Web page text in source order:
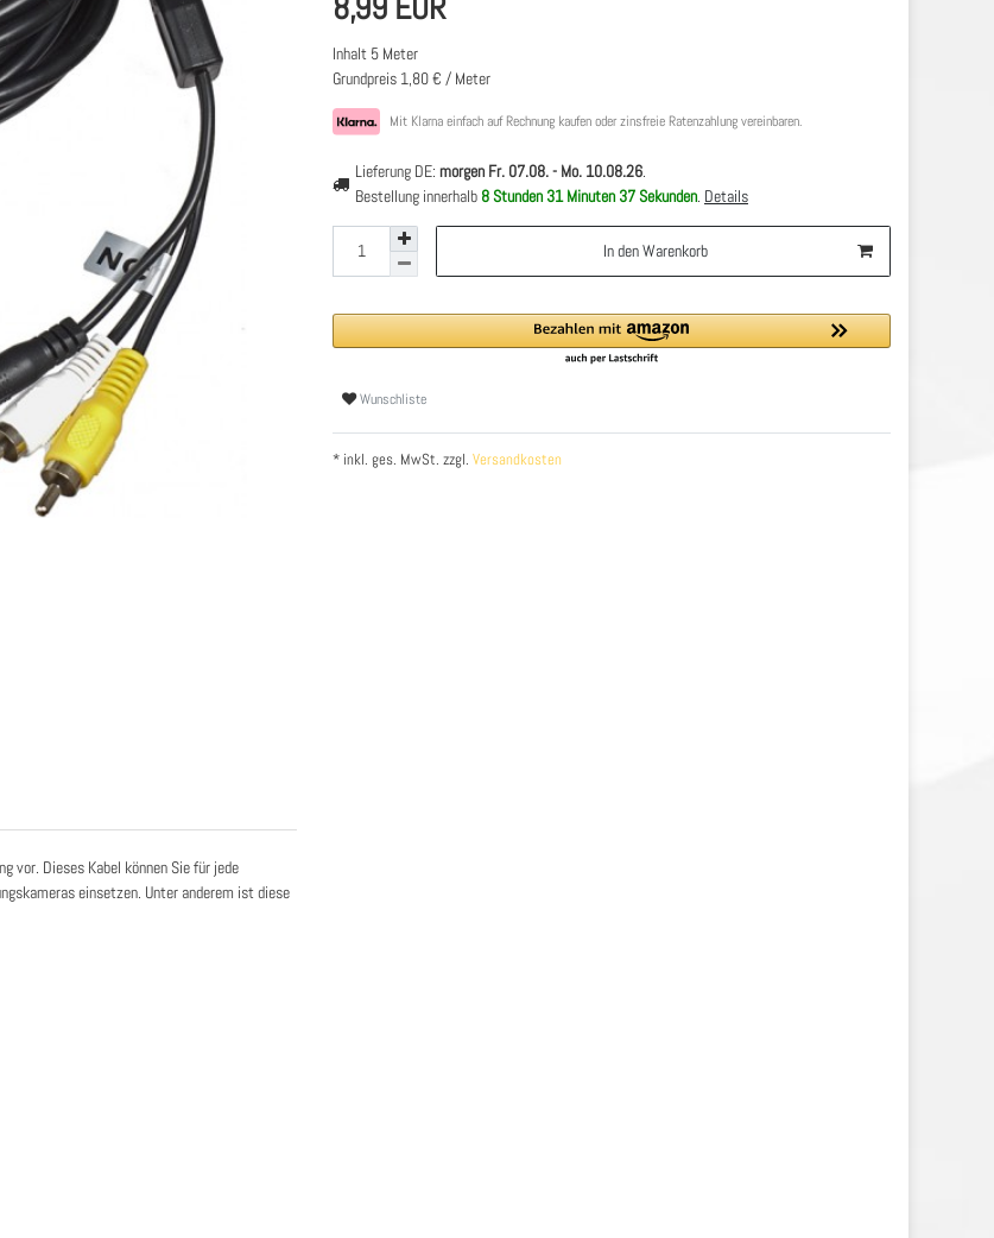
Inhalt 5 Meter
Grundpreis 1,80 € / Meter
Mit Klarna einfach auf Rechnung kaufen oder zinsfreie Ratenzahlung vereinbaren.
Lieferung DE: morgen Fr. 07.08.- Mo. 10.08.26
Bestellung innerhalb 8 Stunden 31 Minuten 37 Sekunden Details
In den Warenkorb
Wunschliste
* inkl. ges. MwSt. zzgl. Versandkosten
vor. Dieses Kabel können Sie für jede
einsetzen. Unter anderem ist diese